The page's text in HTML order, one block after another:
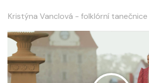
Kristýna Vanclová - folklórní tanečnice